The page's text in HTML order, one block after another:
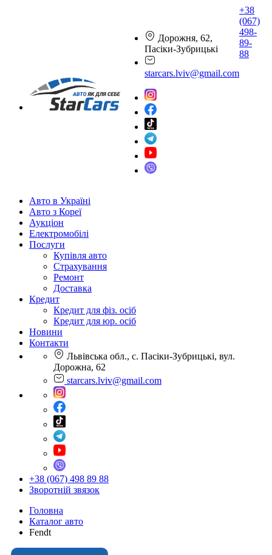
Дорожня, 62,
Пасіки-Зубрицькі
starcars.lviv@gmail.com
+38
(067)
498-
89-
88
Авто в Україні
Авто з Кореї
Аукціон
Електромобілі
Послуги
Купівля авто
Страхування
Ремонт
Доставка
Кредит
Кредит для фіз. осіб
Кредит для юр. осіб
Новини
Контакти
Львівська обл., с. Пасіки-Зубрицькі, вул.
Дорожна, 62
starcars.lviv@gmail.com
+38 (067) 498 89 88
Зворотній звязок
Головна
Каталог авто
Fendt